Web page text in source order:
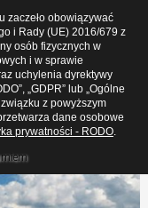
POLOWE
zaczeło obowiązywać
i Rady (UE) 2016/679 z
osób fizycznych w
i w sprawie
uchylenia dyrektywy
„GDPR” lub „Ogólne
z powyższym
dane osobowe
prywatności - RODO.